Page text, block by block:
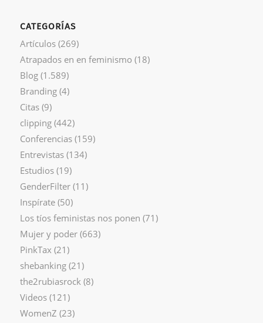
CATEGORÍAS
Artículos(269)
Atrapados en en feminismo (18)
Blog(1.589)
Branding(4)
Citas(9)
clipping(442)
Conferencias(159)
Entrevistas(134)
Estudios(19)
GenderFilter(11)
Inspírate(50)
Los tíos feministas nos ponen (71)
Mujer y poder(663)
PinkTax(21)
shebanking(21)
the2rubiasrock(8)
Videos(121)
WomenZ (23)